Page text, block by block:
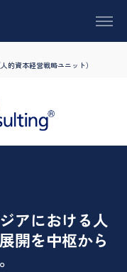
的資本経営戦略ユニット）
アにおける人
開を中枢から